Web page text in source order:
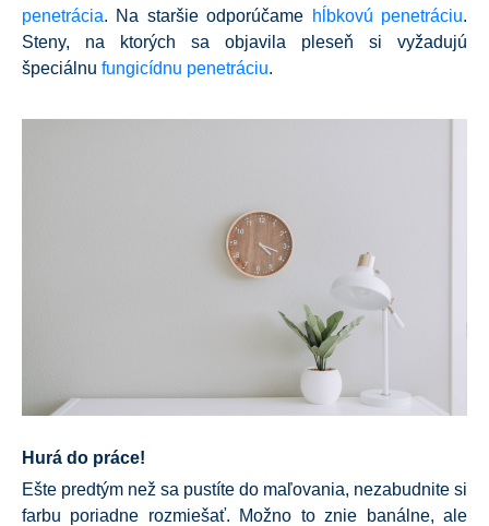
penetrácia. Na staršie odporúčame hĺbkovú penetráciu.
Steny, na ktorých sa objavila pleseň si vyžadujú
špeciálnu fungicídnu penetráciu.
Hurá do práce!
Ešte predtým než sa pustíte do maľovania, nezabudnite si
farbu poriadne rozmiešať. Možno to znie banálne, ale